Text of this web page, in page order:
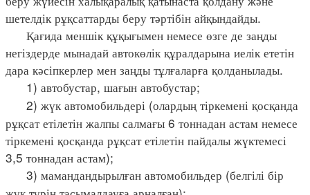
шетелдік рұқсаттарды беру тәртібін айқындайды.
Қағида меншік құқығымен немесе өзге де заңды
негіздерде мынадай автокөлік құралдарына иелік ететін
дара кәсіпкерлер мен заңды тұлғаларға қолданылады.
1) автобустар, шағын автобустар;
2) жүк автомобильдері (олардың тіркемені қосқанда
рұқсат етілетін жалпы салмағы 6 тоннадан астам немесе
тіркемені қосқанда рұқсат етілетін пайдалы жүктемесі
3,5 тоннадан астам);
3) мамандандырылған автомобильдер (белгілі бір